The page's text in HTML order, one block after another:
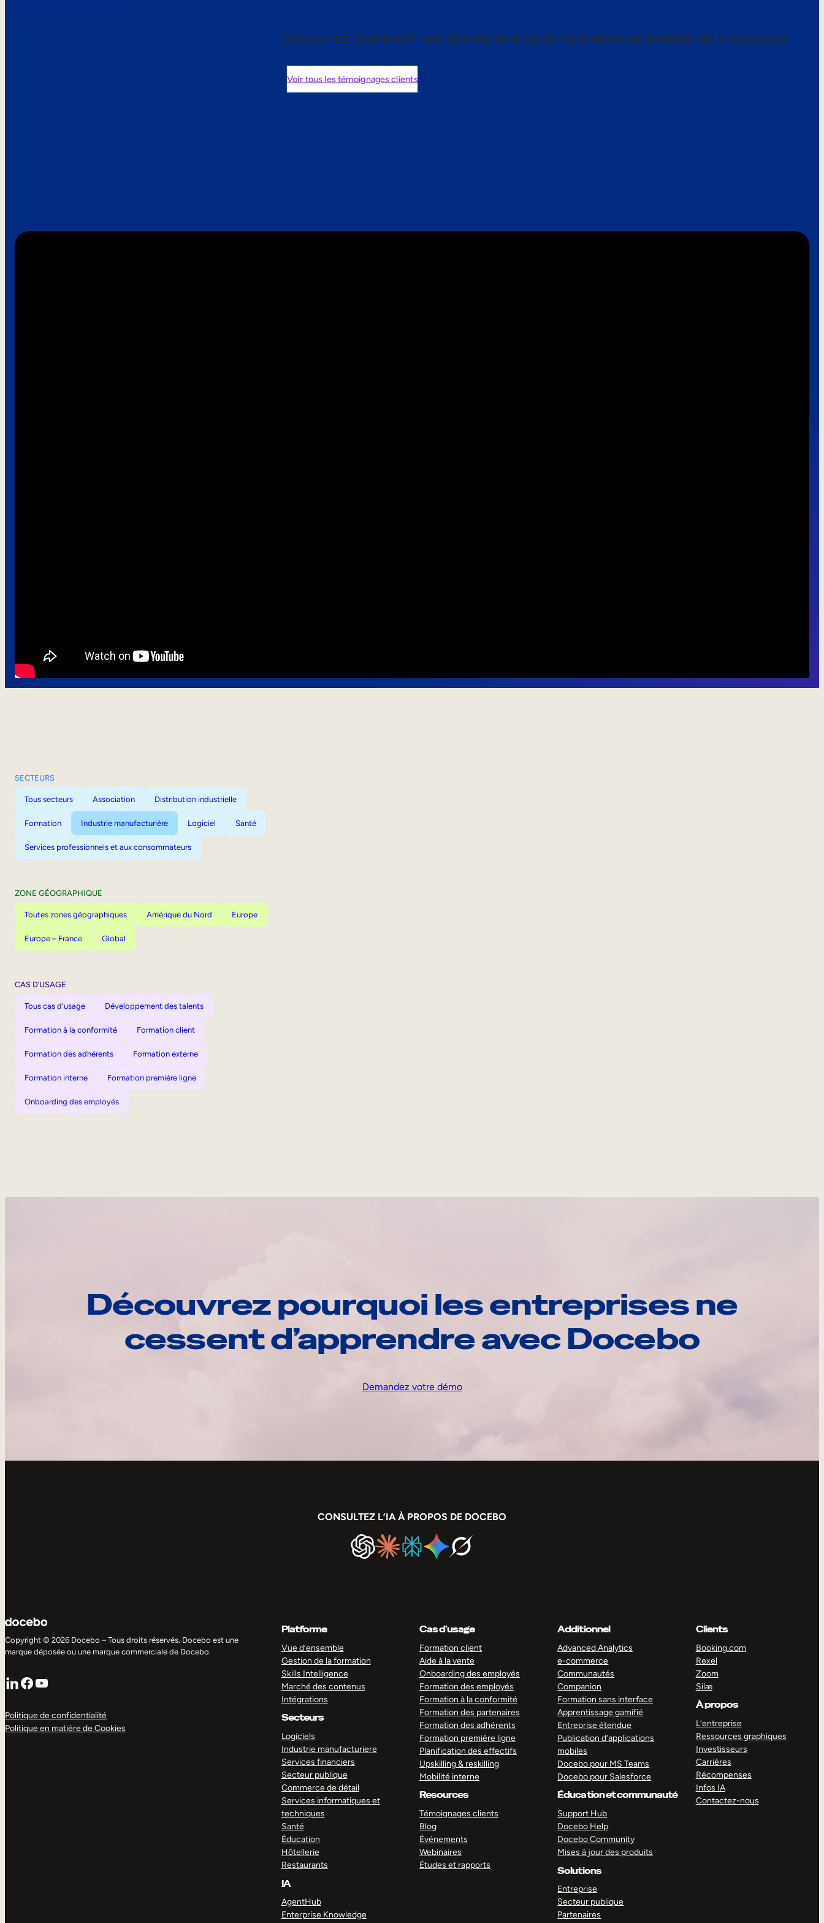
Découvrez comment nos clients font de la formation un moteur de croissance.
Voir tous les témoignages clients
SECTEURS
Tous secteurs Association Distribution industrielle
Formation Industrie manufacturière Logiciel Santé
Services professionnels et aux consommateurs
ZONE GÉOGRAPHIQUE
Toutes zones géographiques Amérique du Nord Europe
Europe – France Global
CAS D’USAGE
Tous cas d'usage Développement des talents
Formation à la conformité Formation client
Formation des adhérents Formation externe
Formation interne Formation première ligne
Onboarding des employés
Découvrez pourquoi les entreprises ne
cessent d’apprendre avec Docebo
Demandez votre démo
CONSULTEZ L’IA À PROPOS DE DOCEBO
Copyright © 2026 Docebo – Tous droits réservés. Docebo est une
marque déposée ou une marque commerciale de Docebo.
LinkedIn
Facebook
YouTube
Politique de confidentialité
Politique en matière de Cookies
Platforme
Vue d’ensemble
Gestion de la formation
Skills Intelligence
Marché des contenus
Intégrations
Secteurs
Logiciels
Industrie manufacturiere
Services financiers
Secteur publique
Commerce de détail
Services informatiques et
techniques
Santé
Éducation
Hôtellerie
Restaurants
IA
AgentHub
Enterprise Knowledge
Cas d’usage
Formation client
Aide à la vente
Onboarding des employés
Formation des employés
Formation à la conformité
Formation des partenaires
Formation des adhérents
Formation première ligne
Planification des effectifs
Upskilling & reskilling
Mobilité interne
Resources
Témoignages clients
Blog
Événements
Webinaires
Études et rapports
Additionnel
Advanced Analytics
e-commerce
Communautés
Companion
Formation sans interface
Apprentissage gamifié
Entreprise étendue
Publication d’applications
mobiles
Docebo pour MS Teams
Docebo pour Salesforce
Éducation et communauté
Support Hub
Docebo Help
Docebo Community
Mises à jour des produits
Solutions
Entreprise
Secteur publique
Partenaires
Clients
Booking.com
Rexel
Zoom
Silæ
À propos
L’entreprise
Ressources graphiques
Investisseurs
Carrières
Récompenses
Infos IA
Contactez-nous